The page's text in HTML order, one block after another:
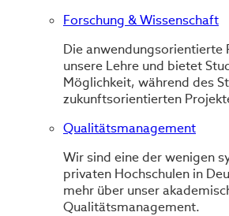
Forschung & Wissenschaft
Die anwendungsorientierte
unsere Lehre und bietet
Möglichkeit, während des
zukunftsorientierten
Qualitätsmanagement
Wir sind eine der wenigen
privaten Hochschulen in
mehr über unser
Qualitätsmanagement.